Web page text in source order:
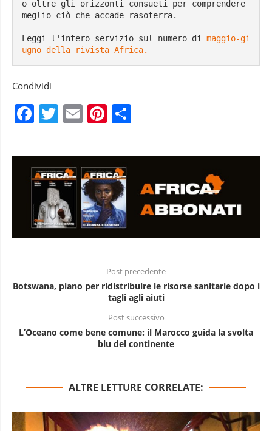
o oltre gli orizzonti consueti per comprendere
meglio ciò che accade rasoterra.
Leggi l'intero servizio sul numero di maggio-gi
ugno della rivista Africa.
Condividi
Facebook
Twitter
EmailPinterest
Post precedente
Botswana, piano per ridistribuire le risorse sanitarie dopo i
tagli agli aiuti
Post successivo
L’Oceano come bene comune: il Marocco guida la svolta
blu del continente
ALTRE LETTURE CORRELATE: